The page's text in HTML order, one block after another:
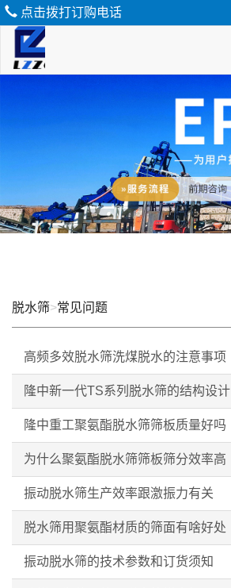
点击拨打订购电话
水
脱水筛>常见问题
高频多效脱水筛洗煤脱水的注意事项
隆中新一代TS系列脱水筛的结构设计
隆中重工聚氨酯脱水筛筛板质量好吗
为什么聚氨酯脱水筛筛板筛分效率高
振动脱水筛生产效率跟激振力有关
脱水筛用聚氨酯材质的筛面有啥好处
振动脱水筛的技术参数和订货须知